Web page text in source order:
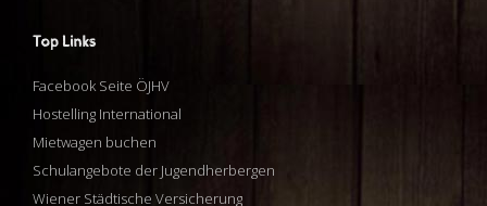
Top Links
Facebook Seite ÖJHV
Hostelling International
Mietwagen buchen
Schulangebote der Jugendherbergen
Wiener Städtische Versicherung